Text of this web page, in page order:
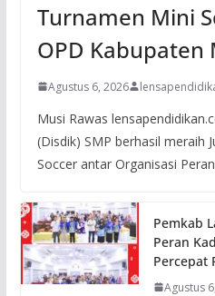
Turnamen Mini
OPD Kabupaten
Agustus 6, 2026
Musi Rawas
(Disdik) SMP berhasil meraih
Soccer antar Organisasi
Pemkab
Peran
Percepat
Agustus